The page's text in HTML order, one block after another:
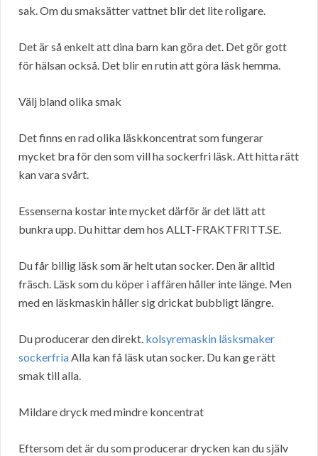
sak. Om du smaksätter vattnet blir det lite roligare.
Det är så enkelt att dina barn kan göra det. Det gör gott
för hälsan också. Det blir en rutin att göra läsk hemma.
Välj bland olika smak
Det finns en rad olika läskkoncentrat som fungerar
mycket bra för den som vill ha sockerfri läsk. Att hitta rätt
kan vara svårt.
Essenserna kostar inte mycket därför är det lätt att
bunkra upp. Du hittar dem hos ALLT-FRAKTFRITT.SE.
Du får billig läsk som är helt utan socker. Den är alltid
fräsch. Läsk som du köper i affären håller inte länge. Men
med en läskmaskin håller sig drickat bubbligt längre.
Du producerar den direkt. kolsyremaskin läsksmaker
sockerfriaAlla kan få läsk utan socker. Du kan ge rätt
smak till alla.
Mildare dryck med mindre koncentrat
Eftersom det är du som producerar drycken kan du själv